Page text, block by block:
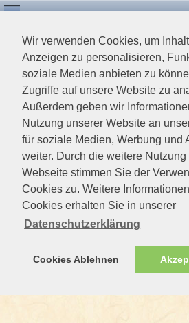
Wir verwenden Cookies, um
Anzeigen zu personalisieren,
soziale Medien anbieten zu
Zugriffe auf unsere Website zu
Außerdem geben wir
Nutzung unserer Website an
für soziale Medien, Werbung und
weiter. Durch die weitere Nutzung
Webseite stimmen Sie der
Cookies zu. Weitere
Cookies erhalten Sie in unserer
Datenschutzerklärung
Cookies Ablehnen
Ein Fehler ist aufgetreten!
Haftungsausschluss / Nutzungsbedingungen-